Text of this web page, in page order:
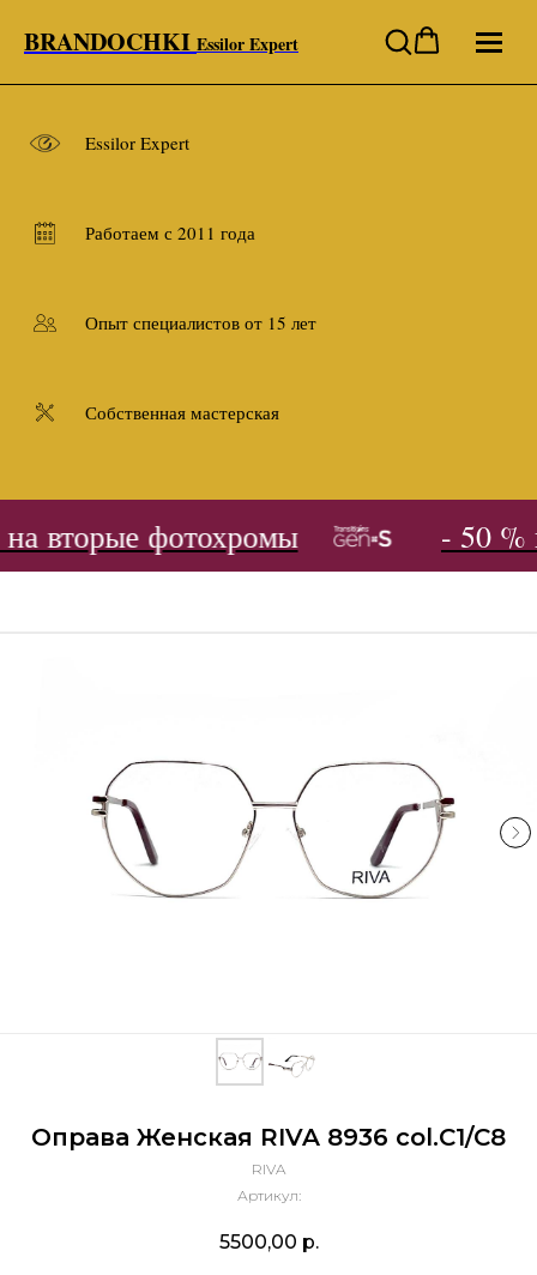
BRANDOCHKI Essilor Expert
Essilor Expert
Работаем с 2011 года
Опыт специалистов от 15 лет
Собственная мастерская
вторые фотохромы - 50 %
Оправа Женская RIVA 8936 col.С1/С8
RIVA
Артикул:
5500,00 р.